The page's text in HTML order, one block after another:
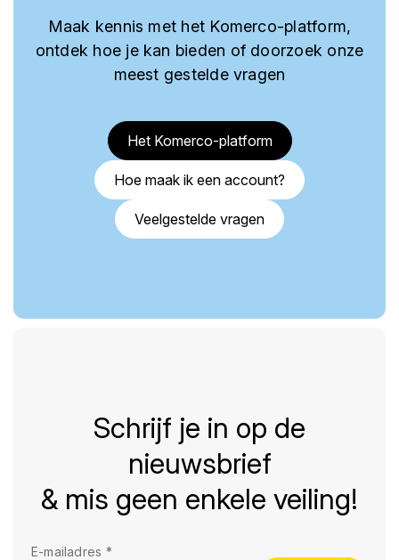
Maak kennis met het Komerco-platform,
ontdek hoe je kan bieden of doorzoek onze
meest gestelde vragen
Het Komerco-platform
Hoe maak ik een account?
Veelgestelde vragen
Schrijf je in op de
nieuwsbrief
& mis geen enkele veiling!
E-mailadres *